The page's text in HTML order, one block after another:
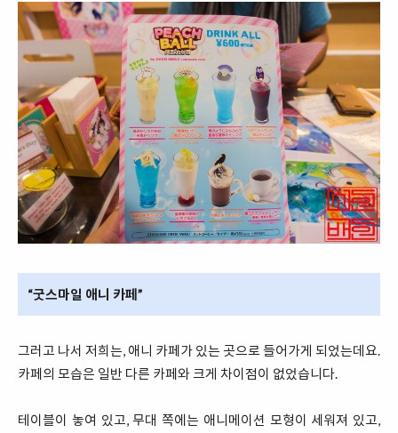
“굿스마일 애니 카페”
그러고 나서 저희는, 애니 카페가 있는 곳으로 들어가게 되었는데요.
카페의 모습은 일반 다른 카페와 크게 차이점이 없었습니다.
테이블이 놓여 있고, 무대 쪽에는 애니메이션 모형이 세워져 있고,